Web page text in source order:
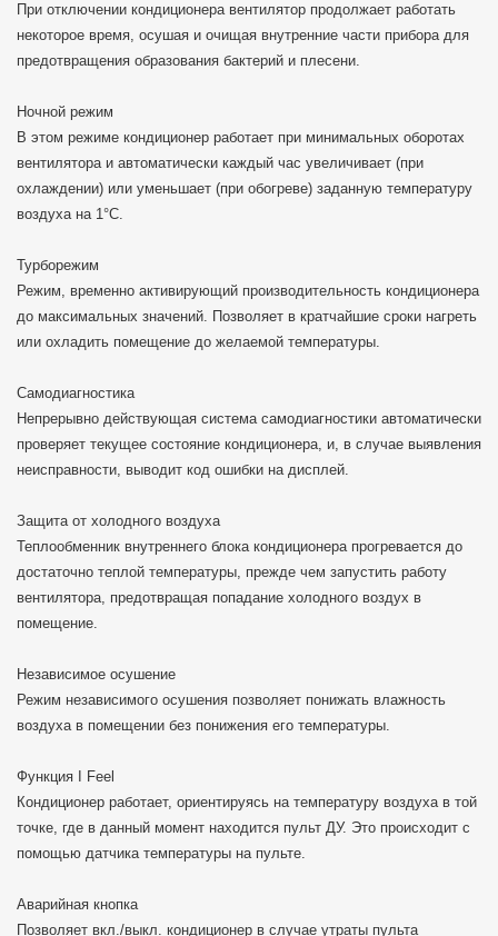
При отключении кондиционера вентилятор продолжает работать
некоторое время, осушая и очищая внутренние части прибора для
предотвращения образования бактерий и плесени.
Ночной режим
В этом режиме кондиционер работает при минимальных оборотах
вентилятора и автоматически каждый час увеличивает (при
охлаждении) или уменьшает (при обогреве) заданную температуру
воздуха на 1°С.
Турборежим
Режим, временно активирующий производительность кондиционера
до максимальных значений. Позволяет в кратчайшие сроки нагреть
или охладить помещение до желаемой температуры.
Самодиагностика
Непрерывно действующая система самодиагностики автоматически
проверяет текущее состояние кондиционера, и, в случае выявления
неисправности, выводит код ошибки на дисплей.
Защита от холодного воздуха
Теплообменник внутреннего блока кондиционера прогревается до
достаточно теплой температуры, прежде чем запустить работу
вентилятора, предотвращая попадание холодного воздух в
помещение.
Независимое осушение
Режим независимого осушения позволяет понижать влажность
воздуха в помещении без понижения его температуры.
Функция I Feel
Кондиционер работает, ориентируясь на температуру воздуха в той
точке, где в данный момент находится пульт ДУ. Это происходит с
помощью датчика температуры на пульте.
Аварийная кнопка
Позволяет вкл./выкл. кондиционер в случае утраты пульта